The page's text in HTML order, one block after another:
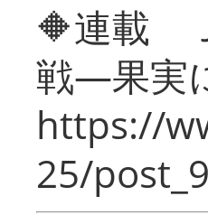
🔶連載
戦―果実
https://
25/